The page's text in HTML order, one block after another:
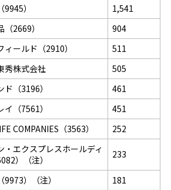
9945）
1,541
（2669）
904
ィールド（2910）
511
秀株式会社
505
ド（3196）
461
イ（7561）
451
COMPANIES（3563） 252
・エクスプレスホールディ
）（注） 233
9973）（注）
181